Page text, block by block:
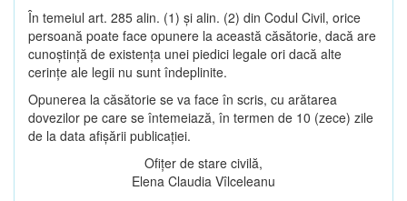
În temeiul art. 285 alin. (1) și alin. (2) din Codul Civil, orice
persoană poate face opunere la această căsătorie, dacă are
cunoștință de existența unei piedici legale ori dacă alte
cerințe ale legii nu sunt îndeplinite.
Opunerea la căsătorie se va face în scris, cu arătarea
dovezilor pe care se întemeiază, în termen de 10 (zece) zile
de la data afișării publicației.
Ofițer de stare civilă,
Elena Claudia Vîlceleanu